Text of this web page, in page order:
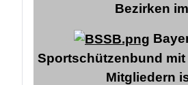
Bezirken im
Sportschützenbund mit
Mitgliedern